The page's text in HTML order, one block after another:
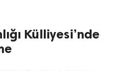
Külliyesi’nde